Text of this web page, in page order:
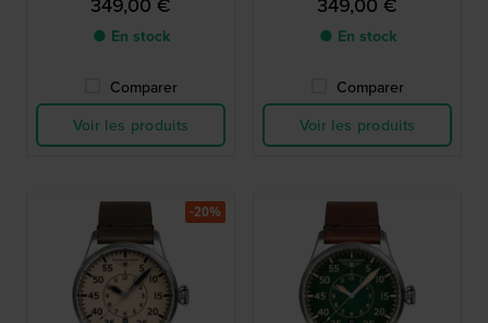
● En stock
Comparer
Voir les produits
● En stock
Comparer
Voir les produits
-20%